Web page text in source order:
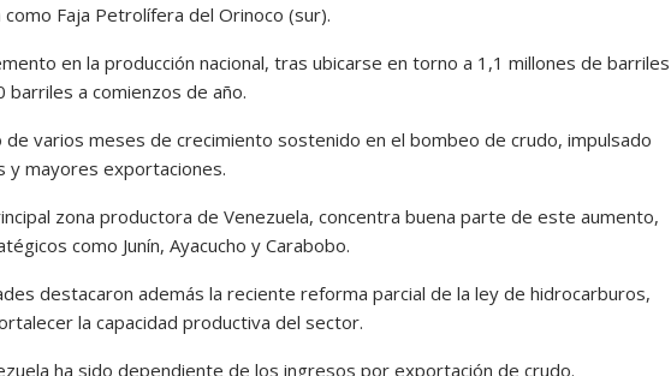
Faja Petrolífera del Orinoco (sur).
en la producción nacional, tras ubicarse en torno a 1,1 millones de barriles
a comienzos de año.
de varios meses de crecimiento sostenido en el bombeo de crudo, impulsado
y mayores exportaciones.
zona productora de Venezuela, concentra buena parte de este aumento,
como Junín, Ayacucho y Carabobo.
destacaron además la reciente reforma parcial de la ley de hidrocarburos,
la capacidad productiva del sector.
ha sido dependiente de los ingresos por exportación de crudo.